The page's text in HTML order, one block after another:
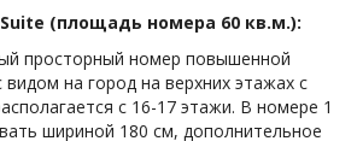
(площадь номера 60 кв.м.):
просторный номер повышенной
на город на верхних этажах с
с 16-17 этажи. В номере 1
шириной 180 см, дополнительное